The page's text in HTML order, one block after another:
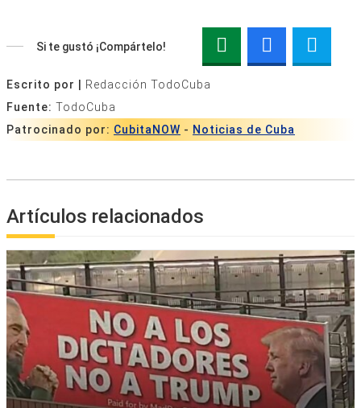
Si te gustó ¡Compártelo!
Escrito por |
Redacción TodoCuba
Fuente: TodoCuba
Patrocinado por: CubitaNOW - Noticias de Cuba
Artículos relacionados